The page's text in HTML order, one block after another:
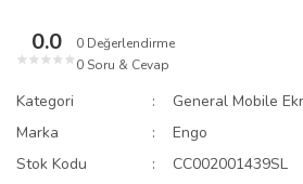
0.0
★ ★ ★ ★ ★
0 Değerlendirme
0 Soru & Cevap
Kategori
General Mobile
Marka
Engo
Stok Kodu
CC002001439SL